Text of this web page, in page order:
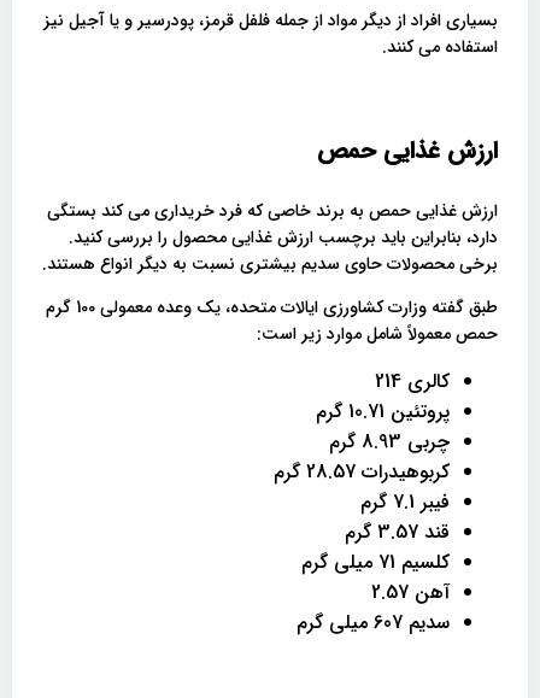
بسیاری افراد از دیگر مواد از جمله فلفل قرمز، پودرسیر و یا آجیل نیز
استفاده می کنند.
ارزش غذایی حمص
ارزش غذایی حمص به برند خاصی که فرد خریداری می کند بستگی
دارد، بنابراین باید برچسب ارزش غذایی محصول را بررسی کنید.
برخی محصولات حاوی سدیم بیشتری نسبت به دیگر انواع هستند.
طبق گفته وزارت کشاورزی ایالات متحده، یک وعده معمولی 100 گرم
حمص معمولاً شامل موارد زیر است:
کالری 214
پروتئین 10.71 گرم
چربی 8.93 گرم
کربوهیدرات 28.57 گرم
فیبر 7.1 گرم
قند 3.57 گرم
کلسیم 71 میلی گرم
آهن 2.57
سدیم 607 میلی گرم